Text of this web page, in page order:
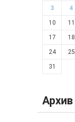
3 4
10 11
17 18
24 25
31
Архив